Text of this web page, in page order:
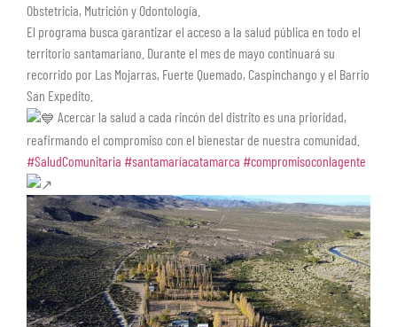
Obstetricia, Mutrición y Odontología.
El programa busca garantizar el acceso a la salud pública en todo el
territorio santamariano. Durante el mes de mayo continuará su
recorrido por Las Mojarras, Fuerte Quemado, Caspinchango y el Barrio
San Expedito.
Acercar la salud a cada rincón del distrito es una prioridad,
reafirmando el compromiso con el bienestar de nuestra comunidad.
#SaludComunitaria #santamaríacatamarca #compromisoconlagente